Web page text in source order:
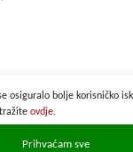
osiguralo bolje korisničko
ovdje.
Prihvaćam sve